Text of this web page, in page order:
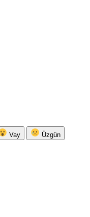
Vay Üzgün